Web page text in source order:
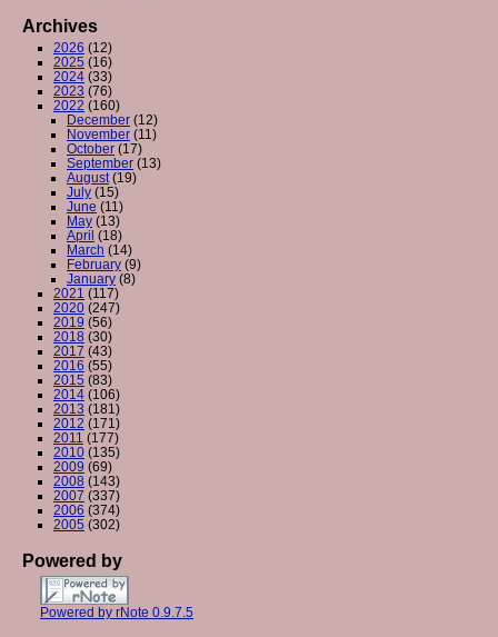
Archives
2026 (12)
2025 (16)
2024 (33)
2023 (76)
2022 (160)
December (12)
November (11)
October (17)
September (13)
August(19)
July (15)
June (11)
May (13)
April (18)
March (14)
February (9)
January (8)
2021 (117)
2020 (247)
2019 (56)
2018 (30)
2017 (43)
2016 (55)
2015 (83)
2014 (106)
2013 (181)
2012 (171)
2011 (177)
2010 (135)
2009 (69)
2008 (143)
2007 (337)
2006 (374)
2005 (302)
Powered by
Powered by rNote 0.9.7.5